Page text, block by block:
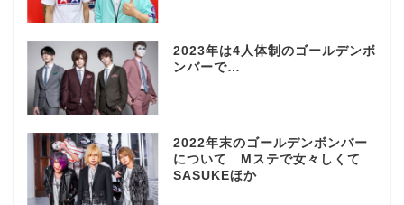
2023年は4人体制のゴールデンボ
ンバーで…
2022年末のゴールデンボンバー
について Mステで女々しくて
SASUKEほか